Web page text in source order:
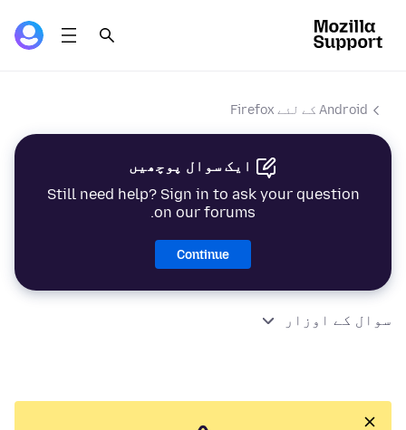
Android کے لئے Firefox
ایک سوال پوچھیں
Still need help? Sign in to ask your question
on our forums.
Continue
سوال کے اوزار